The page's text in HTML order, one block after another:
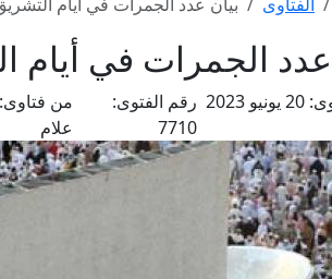
عدد الجمرات في أيام
20 يونيو 2023 رقم الفتوى:
7710
من فتاوى:
علام